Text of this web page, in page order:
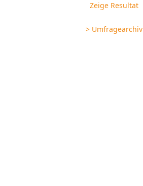
Zeige Resultat
> Umfragearchiv